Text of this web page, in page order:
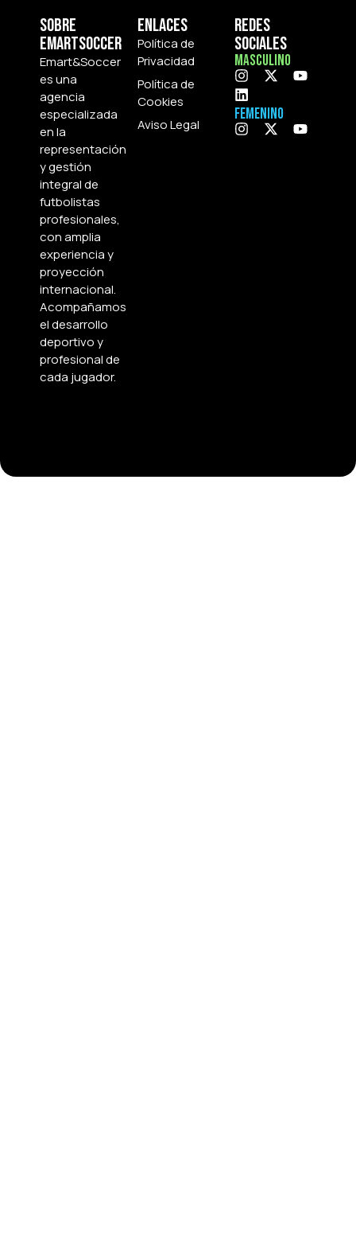
Sobre
Emartsoccer
Emart&Soccer
es una
agencia
especializada
en la
representación
y gestión
integral de
futbolistas
profesionales,
con amplia
experiencia y
proyección
internacional.
Acompañamos
el desarrollo
deportivo y
profesional de
cada jugador.
Enlaces
Política de
Privacidad
Política de
Cookies
Aviso Legal
Redes
Sociales
Masculino
Femenino